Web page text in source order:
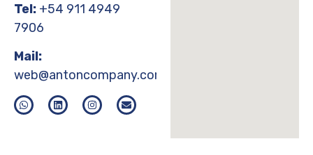
Tel: +54 911 4949
7906
Mail:
web@antoncompany.com.ar